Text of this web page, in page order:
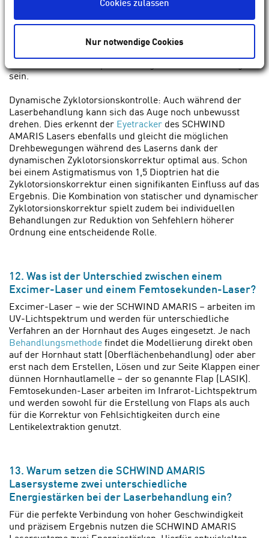
Nur notwendige Cookies
manchen Menschen rotiert das Auge um die Sehachse,
wenn sie von der sitzenden in die liegende Position
wechseln. Da die Voruntersuchungen im Sitzen und die
Laserbehandlung im Liegen stattfinden, kann das Messen
sein.
Dynamische Zyklotorsionskontrolle: Auch während der
Laserbehandlung kann sich das Auge noch unbewusst
drehen. Dies erkennt der Eyetracker des SCHWIND
AMARIS Lasers ebenfalls und gleicht die möglichen
Drehbewegungen während des Laserns dank der
dynamischen Zyklotorsionskorrektur optimal aus. Schon
bei einem Astigmatismus von 1,5 Dioptrien hat die
Zyklotorsionskorrektur einen signifikanten Einfluss auf das
Ergebnis. Die Kombination von statischer und dynamischer
Zyklotorsionskorrektur spielt zudem bei individuellen
Behandlungen zur Reduktion von Sehfehlern höherer
Ordnung eine entscheidende Rolle.
12. Was ist der Unterschied zwischen einem
Excimer-Laser und einem Femtosekunden-Laser?
Excimer-Laser – wie der SCHWIND AMARIS – arbeiten im
UV-Lichtspektrum und werden für unterschiedliche
Verfahren an der Hornhaut des Auges eingesetzt. Je nach
Behandlungsmethode findet die Modellierung direkt oben
auf der Hornhaut statt (Oberflächenbehandlung) oder aber
erst nach dem Erstellen, Lösen und zur Seite Klappen einer
dünnen Hornhautlamelle – der so genannte Flap (LASIK).
Femtosekunden-Laser arbeiten im Infrarot-Lichtspektrum
und werden sowohl für die Erstellung von Flaps als auch
für die Korrektur von Fehlsichtigkeiten durch eine
Lentikelextraktion genutzt.
13. Warum setzen die SCHWIND AMARIS
Lasersysteme zwei unterschiedliche
Energiestärken bei der Laserbehandlung ein?
Für die perfekte Verbindung von hoher Geschwindigkeit
und präzisem Ergebnis nutzen die SCHWIND AMARIS